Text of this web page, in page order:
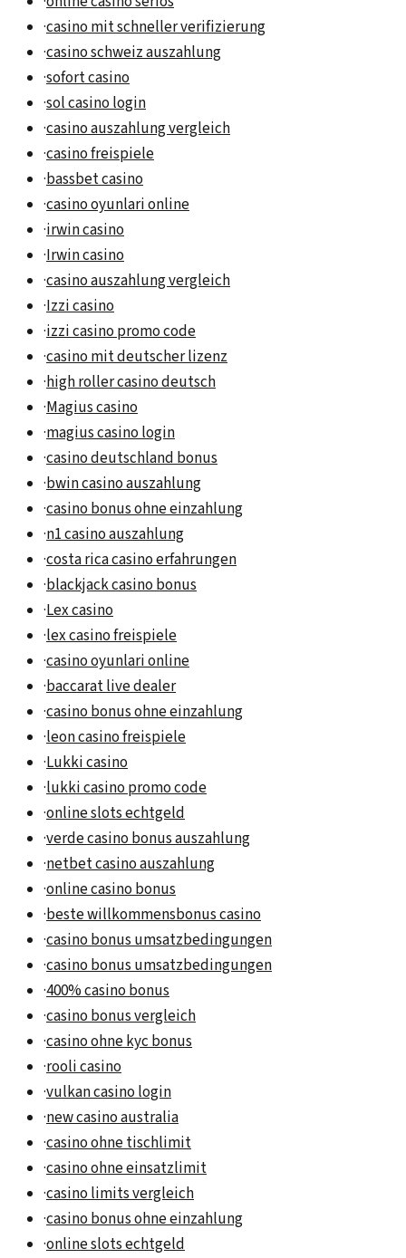
·casino mit schneller verifizierung
·casino schweiz auszahlung
·sofort casino
·sol casino login
·casino auszahlung vergleich
·casino freispiele
·bassbet casino
·casino oyunlari online
·irwin casino
·Irwin casino
·casino auszahlung vergleich
·Izzi casino
·izzi casino promo code
·casino mit deutscher lizenz
·high roller casino deutsch
·Magius casino
·magius casino login
·casino deutschland bonus
·bwin casino auszahlung
·casino bonus ohne einzahlung
·n1 casino auszahlung
·costa rica casino erfahrungen
·blackjack casino bonus
·Lex casino
·lex casino freispiele
·casino oyunlari online
·baccarat live dealer
·casino bonus ohne einzahlung
·leon casino freispiele
·Lukki casino
·lukki casino promo code
·online slots echtgeld
·verde casino bonus auszahlung
·netbet casino auszahlung
·online casino bonus
·beste willkommensbonus casino
·casino bonus umsatzbedingungen
·casino bonus umsatzbedingungen
·400% casino bonus
·casino bonus vergleich
·casino ohne kyc bonus
·rooli casino
·vulkan casino login
·new casino australia
·casino ohne tischlimit
·casino ohne einsatzlimit
·casino limits vergleich
·casino bonus ohne einzahlung
·online slots echtgeld